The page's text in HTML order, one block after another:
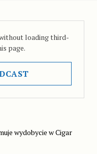
loading third-
page.
wydobycie w Cigar